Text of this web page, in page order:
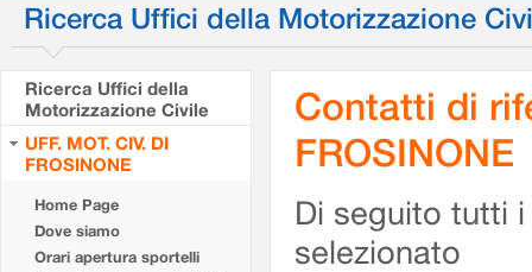
Ricerca Uffici della Motorizzazione
Ricerca Uffici della
Motorizzazione Civile
UFF. MOT. CIV. DI
FROSINONE
Home Page
Dove siamo
Orari apertura sportelli
Contatti di
FROSINONE
Di seguito tutti
selezionato